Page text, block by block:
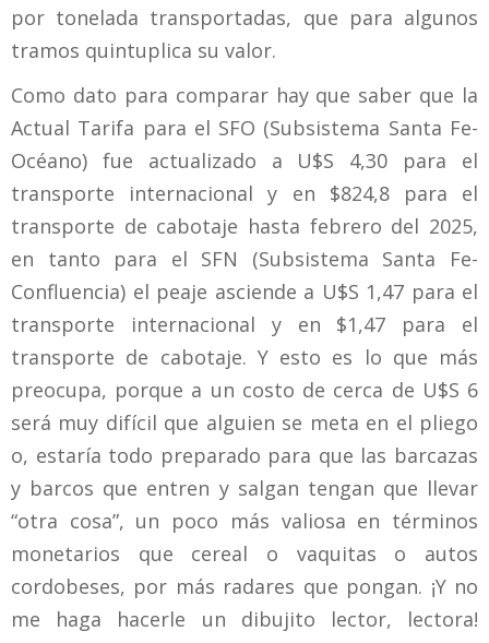
por tonelada transportadas, que para algunos
tramos quintuplica su valor.
Como dato para comparar hay que saber que la
Actual Tarifa para el SFO (Subsistema Santa Fe-
Océano) fue actualizado a U$S 4,30 para el
transporte internacional y en $824,8 para el
transporte de cabotaje hasta febrero del 2025,
en tanto para el SFN (Subsistema Santa Fe-
Confluencia) el peaje asciende a U$S 1,47 para el
transporte internacional y en $1,47 para el
transporte de cabotaje. Y esto es lo que más
preocupa, porque a un costo de cerca de U$S 6
será muy difícil que alguien se meta en el pliego
o, estaría todo preparado para que las barcazas
y barcos que entren y salgan tengan que llevar
“otra cosa”, un poco más valiosa en términos
monetarios que cereal o vaquitas o autos
cordobeses, por más radares que pongan. ¡Y no
me haga hacerle un dibujito lector, lectora!